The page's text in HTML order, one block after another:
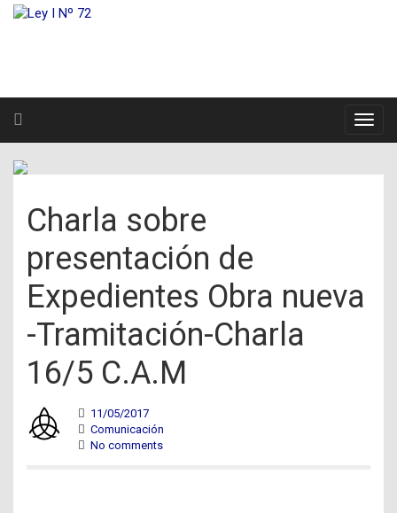
Charla sobre
presentación de
Expedientes Obra nueva
-Tramitación-Charla
16/5 C.A.M
11/05/2017
Comunicación
No comments